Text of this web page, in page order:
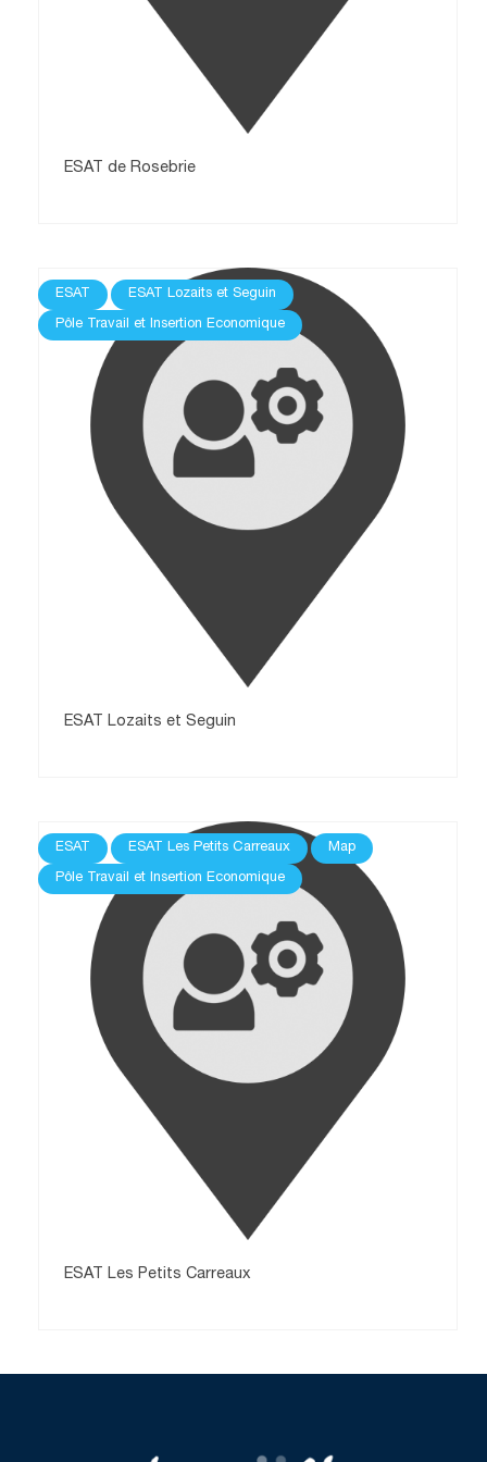
ESAT de Rosebrie
ESAT ESAT Lozaits et Seguin
Pôle Travail et Insertion Economique
ESAT Lozaits et Seguin
ESAT ESAT Les Petits Carreaux Map
Pôle Travail et Insertion Economique
ESAT Les Petits Carreaux